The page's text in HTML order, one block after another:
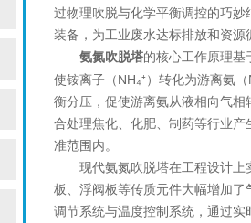
过物理吹脱与化学平衡调控的巧
装备，为工业废水达标排放和资源
氨氮吹脱塔的核心工作原理基
使铵离子（NH₄⁺）转化为游离氨
衡分压，促使游离氨从液相向气
合处理焦化、化肥、制药等行业
准范围内。
现代氨氮吹脱塔在工程设计上实
板、浮阀板等传质元件大幅增加
调节系统与温度控制系统，通过